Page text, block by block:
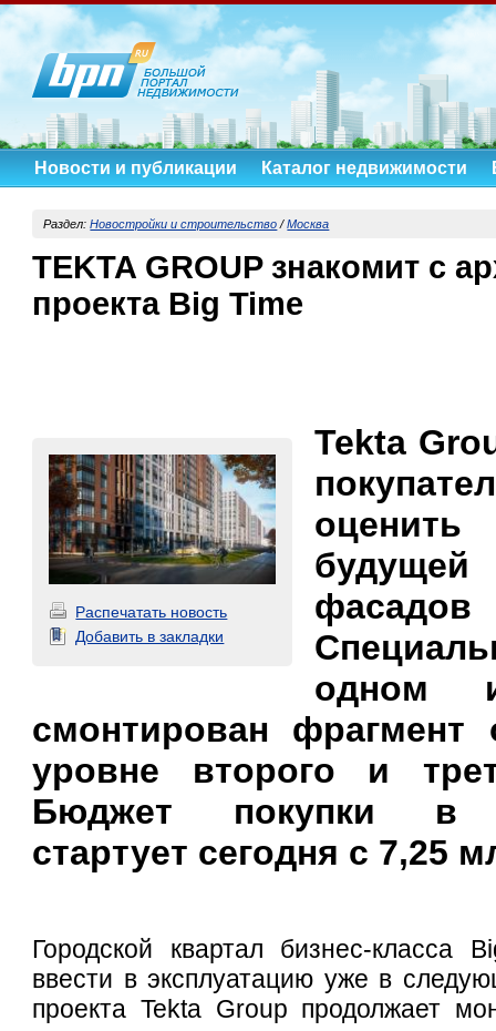
Новости и публикации Каталог недвижимости
Раздел:Новостройки и строительство /Москва
TEKTA GROUP знакомит с
проекта Big Time
Распечатать новость
Добавить в закладки
Tekta
одном
смонтирован фрагмент
уровне второго и
Бюджет покупки в
стартует сегодня с 7,25
Городской квартал бизнес-класса
ввести в эксплуатацию уже в
проекта Tekta Group продолжает